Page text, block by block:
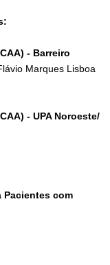
- Barreiro
Marques Lisboa
- UPA Noroeste/
Pacientes com